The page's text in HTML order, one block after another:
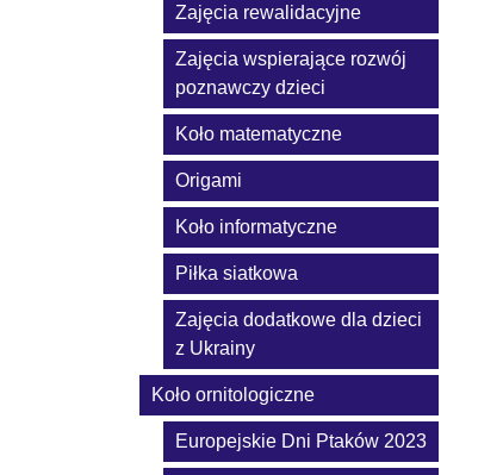
Zajęcia rewalidacyjne
Zajęcia wspierające rozwój
poznawczy dzieci
Koło matematyczne
Origami
Koło informatyczne
Piłka siatkowa
Zajęcia dodatkowe dla dzieci
z Ukrainy
Koło ornitologiczne
Europejskie Dni Ptaków 2023